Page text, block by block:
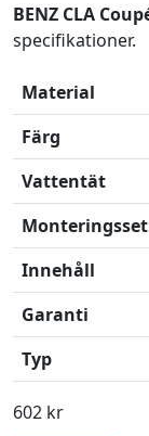
BENZ CLA
specifikationer.
Material
Färg
Vattentät
Monteringsset
Innehåll
Garanti
Typ
602 kr